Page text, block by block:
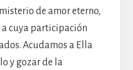
de amor eterno,
cuya participación
Acudamos a Ella
y gozar de la